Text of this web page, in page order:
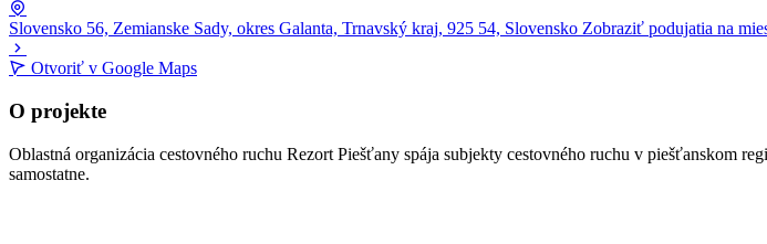
Slovensko 56, Zemianske Sady, okres Galanta, Trnavský kraj, 925 54, Slovensko Zobraziť podujatia na
−
Otvoriť v Google Maps
O projekte
Oblastná organizácia cestovného ruchu Rezort Piešťany spája subjekty cestovného ruchu v piešťanskom
samostatne.